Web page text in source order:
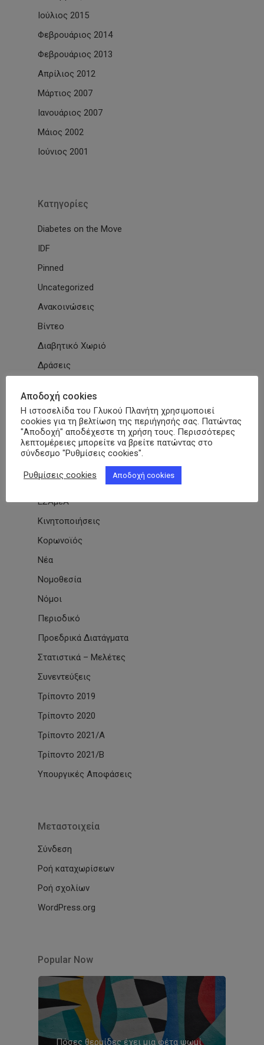
Ιούλιος 2015
Φεβρουάριος 2014
Φεβρουάριος 2013
Απρίλιος 2012
Μάρτιος 2007
Ιανουάριος 2007
Μάιος 2002
Ιούνιος 2001
Kατηγορίες
Diabetes on the Move
IDF
Pinned
Uncategorized
Ανακοινώσεις
Βίντεο
Διαβητικό Χωριό
Δράσεις
Εθνικές & Διεθνείς Συμβάσεις
Εκδηλώσεις Συλλόγων
Εκπαίδευση
Επιστημονικά Άρθρα
ΕΣΑμεΑ
Κινητοποιήσεις
Κορωνοϊός
Νέα
Νομοθεσία
Νόμοι
Περιοδικό
Προεδρικά Διατάγματα
Στατιστικά – Μελέτες
Συνεντεύξεις
Τρίποντο 2019
Τρίποντο 2020
Τρίποντο 2021/Α
Τρίποντο 2021/Β
Υπουργικές Αποφάσεις
Μεταστοιχεία
Σύνδεση
Ροή καταχωρίσεων
Ροή σχολίων
WordPress.org
Popular Now
Πόσες θερμίδες έχει μια φέτα ψωμί
Αποδοχή cookies
Η ιστοσελίδα του Γλυκού Πλανήτη χρησιμοποιεί
cookies για τη βελτίωση της περιήγησής σας. Πατώντας
"Αποδοχή" αποδέχεστε τη χρήση τους. Περισσότερες
λεπτομέρειες μπορείτε να βρείτε πατώντας στο
σύνδεσμο "Ρυθμίσεις cookies".
Ρυθμίσεις cookies Αποδοχή cookies